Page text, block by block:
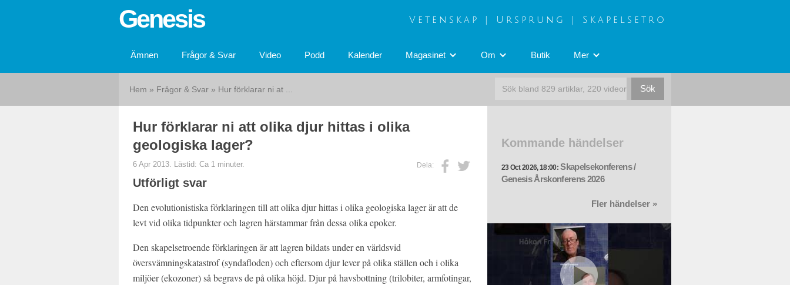
Genesis Vetenskap | Ursprung | Skapelsetro
Ämnen Frågor & Svar Video Podd Kalender Magasinet Om Butik Mer
Hem » Frågor & Svar » Hur förklarar ni at ...
Hur förklarar ni att olika djur hittas i olika
geologiska lager?
Dela:
6 Apr 2013. Lästid: Ca 1 minuter.
Utförligt svar
Den evolutionistiska förklaringen till att olika djur hittas i olika geologiska lager är att de
levt vid olika tidpunkter och lagren härstammar från dessa olika epoker.
Den skapelsetroende förklaringen är att lagren bildats under en världsvid
översvämningskatastrof (syndafloden) och eftersom djur lever på olika ställen och i olika
miljöer (ekozoner) så begravs de på olika höjd. Djur på havsbottning (trilobiter, armfotingar,
Kommande händelser
23 Oct 2026, 18:00: Skapelsekonferens /
Genesis Årskonferens 2026
Fler händelser »